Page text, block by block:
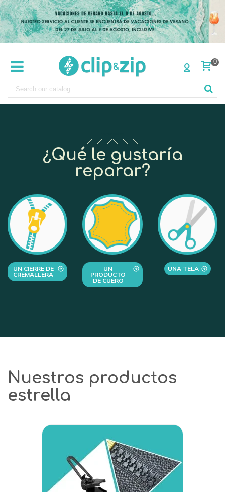
0
¿Qué le gustaría
reparar?
UN CIERRE DE
CREMALLERA
UN
PRODUCTO
DE CUERO
UNA TELA
Nuestros productos
estrella